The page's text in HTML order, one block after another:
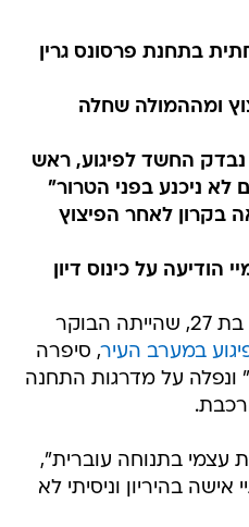
בתחנת פרסונס גרין
ומההמולה שחלה
נבדק החשד לפיגוע, ראש
לא ניכנע בפני הטרור"
בקרון לאחר הפיצוץ
על כינוס דיון
אמה סטיבי, תושבת לונדון בת 27, שהייתה הבוקר
במערב העיר, סיפרה
על מדרגות התחנה
עצמי בתנוחה עוברית",
בהיריון וניסיתי לא